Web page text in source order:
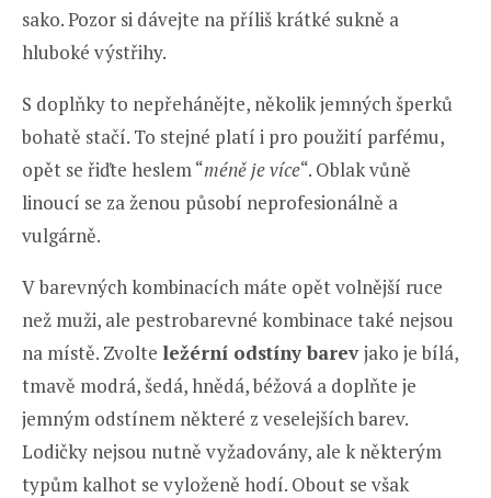
sako. Pozor si dávejte na příliš krátké sukně a
hluboké výstřihy.
S doplňky to nepřehánějte, několik jemných šperků
bohatě stačí. To stejné platí i pro použití parfému,
opět se řiďte heslem “méně je více“. Oblak vůně
linoucí se za ženou působí neprofesionálně a
vulgárně.
V barevných kombinacích máte opět volnější ruce
než muži, ale pestrobarevné kombinace také nejsou
na místě. Zvolte ležérní odstíny barevjako je bílá,
tmavě modrá, šedá, hnědá, béžová a doplňte je
jemným odstínem některé z veselejších barev.
Lodičky nejsou nutně vyžadovány, ale k některým
typům kalhot se vyloženě hodí. Obout se však